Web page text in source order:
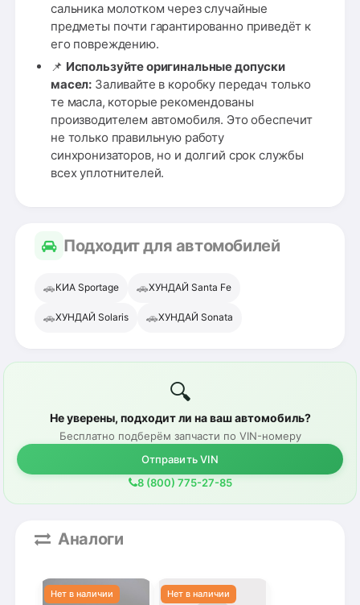
сальника молотком через случайные
предметы почти гарантированно приведёт к
его повреждению.
📌 Используйте оригинальные допуски
масел: Заливайте в коробку передач только
те масла, которые рекомендованы
производителем автомобиля. Это обеспечит
не только правильную работу
синхронизаторов, но и долгий срок службы
всех уплотнителей.
Подходит для автомобилей
🚗КИА Sportage 🚗ХУНДАЙ Santa Fe
🚗ХУНДАЙ Solaris 🚗ХУНДАЙ Sonata
🔍
Не уверены, подходит ли на ваш автомобиль?
Бесплатно подберём запчасти по VIN-номеру
Отправить VIN
8 (800) 775-27-85
Аналоги